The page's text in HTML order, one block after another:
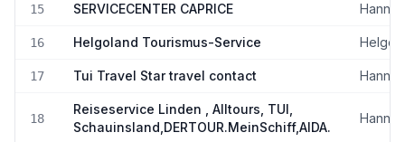
15 SERVICECENTER CAPRICE
16 Helgoland Tourismus-Service
17 Tui Travel Star travel contact
18
Reiseservice Linden , Alltours, TUI,
Schauinsland,DERTOUR.MeinSchiff,AIDA.